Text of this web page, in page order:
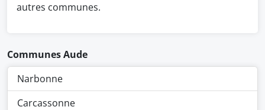
autres communes.
Communes Aude
Narbonne
Carcassonne